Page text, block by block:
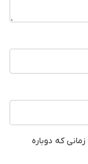
که دوباره